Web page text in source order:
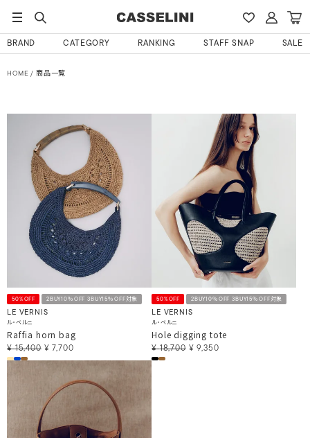
BRAND CATEGORY RANKING STAFF SNAP SALE
HOME 商品一覧
50%OFF 2BUY10％OFF 3BUY15％OFF対象
LE VERNIS
ル・ベルニ
Raffia horn bag
¥ 15,400 ¥ 7,700
50%OFF 2BUY10％OFF 3BUY15％OFF対象
LE VERNIS
ル・ベルニ
Hole digging tote
¥ 18,700 ¥ 9,350